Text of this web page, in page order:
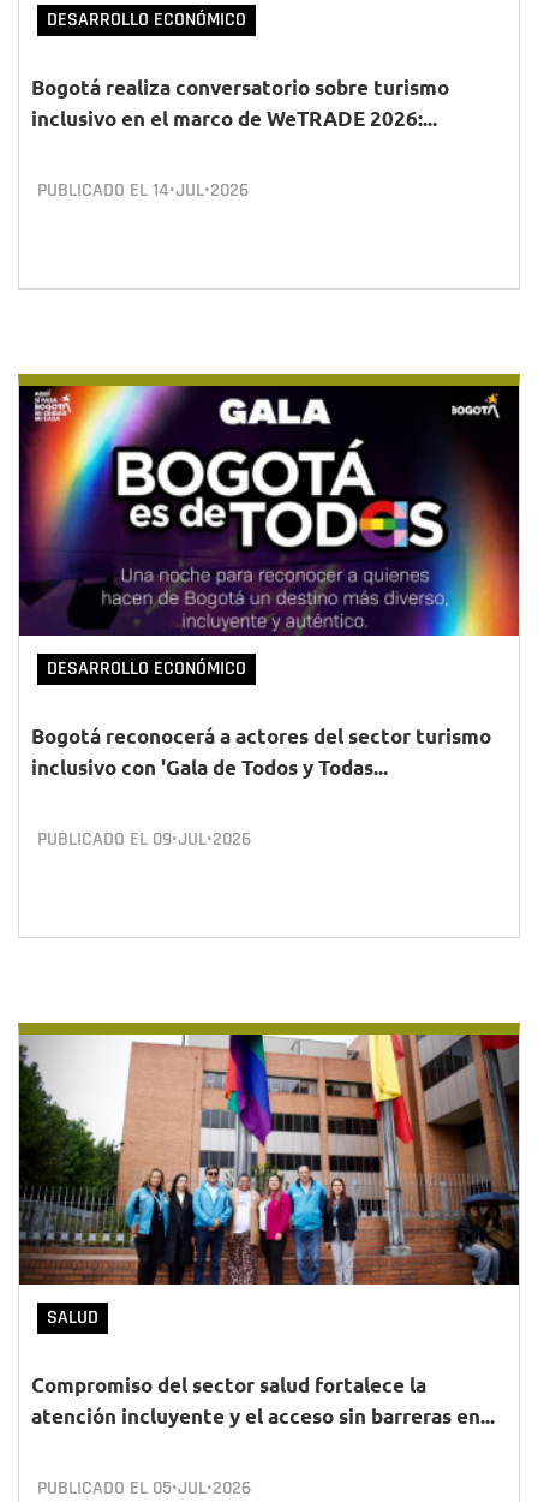
DESARROLLO ECONÓMICO
Bogotá realiza conversatorio sobre turismo
inclusivo en el marco de WeTRADE 2026:...
PUBLICADO EL14•JUL•2026
DESARROLLO ECONÓMICO
Bogotá reconocerá a actores del sector turismo
inclusivo con 'Gala de Todos y Todas...
PUBLICADO EL 09•JUL•2026
SALUD
Compromiso del sector salud fortalece la
atención incluyente y el acceso sin barreras en...
PUBLICADO EL 05•JUL•2026